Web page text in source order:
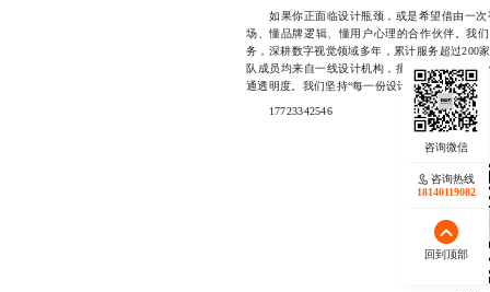
如果你正面临设计瓶颈，或是希望借由一次
场、懂品牌逻辑、懂用户心理的合作伙伴。我
务，深耕数字视觉领域多年，累计服务超过200
队成员均来自一线设计机构，擅长将品牌理念
通透明度。我们坚持“每一份设计都服务于目标”
17723342546
咨询热线
18140119082
回到顶部